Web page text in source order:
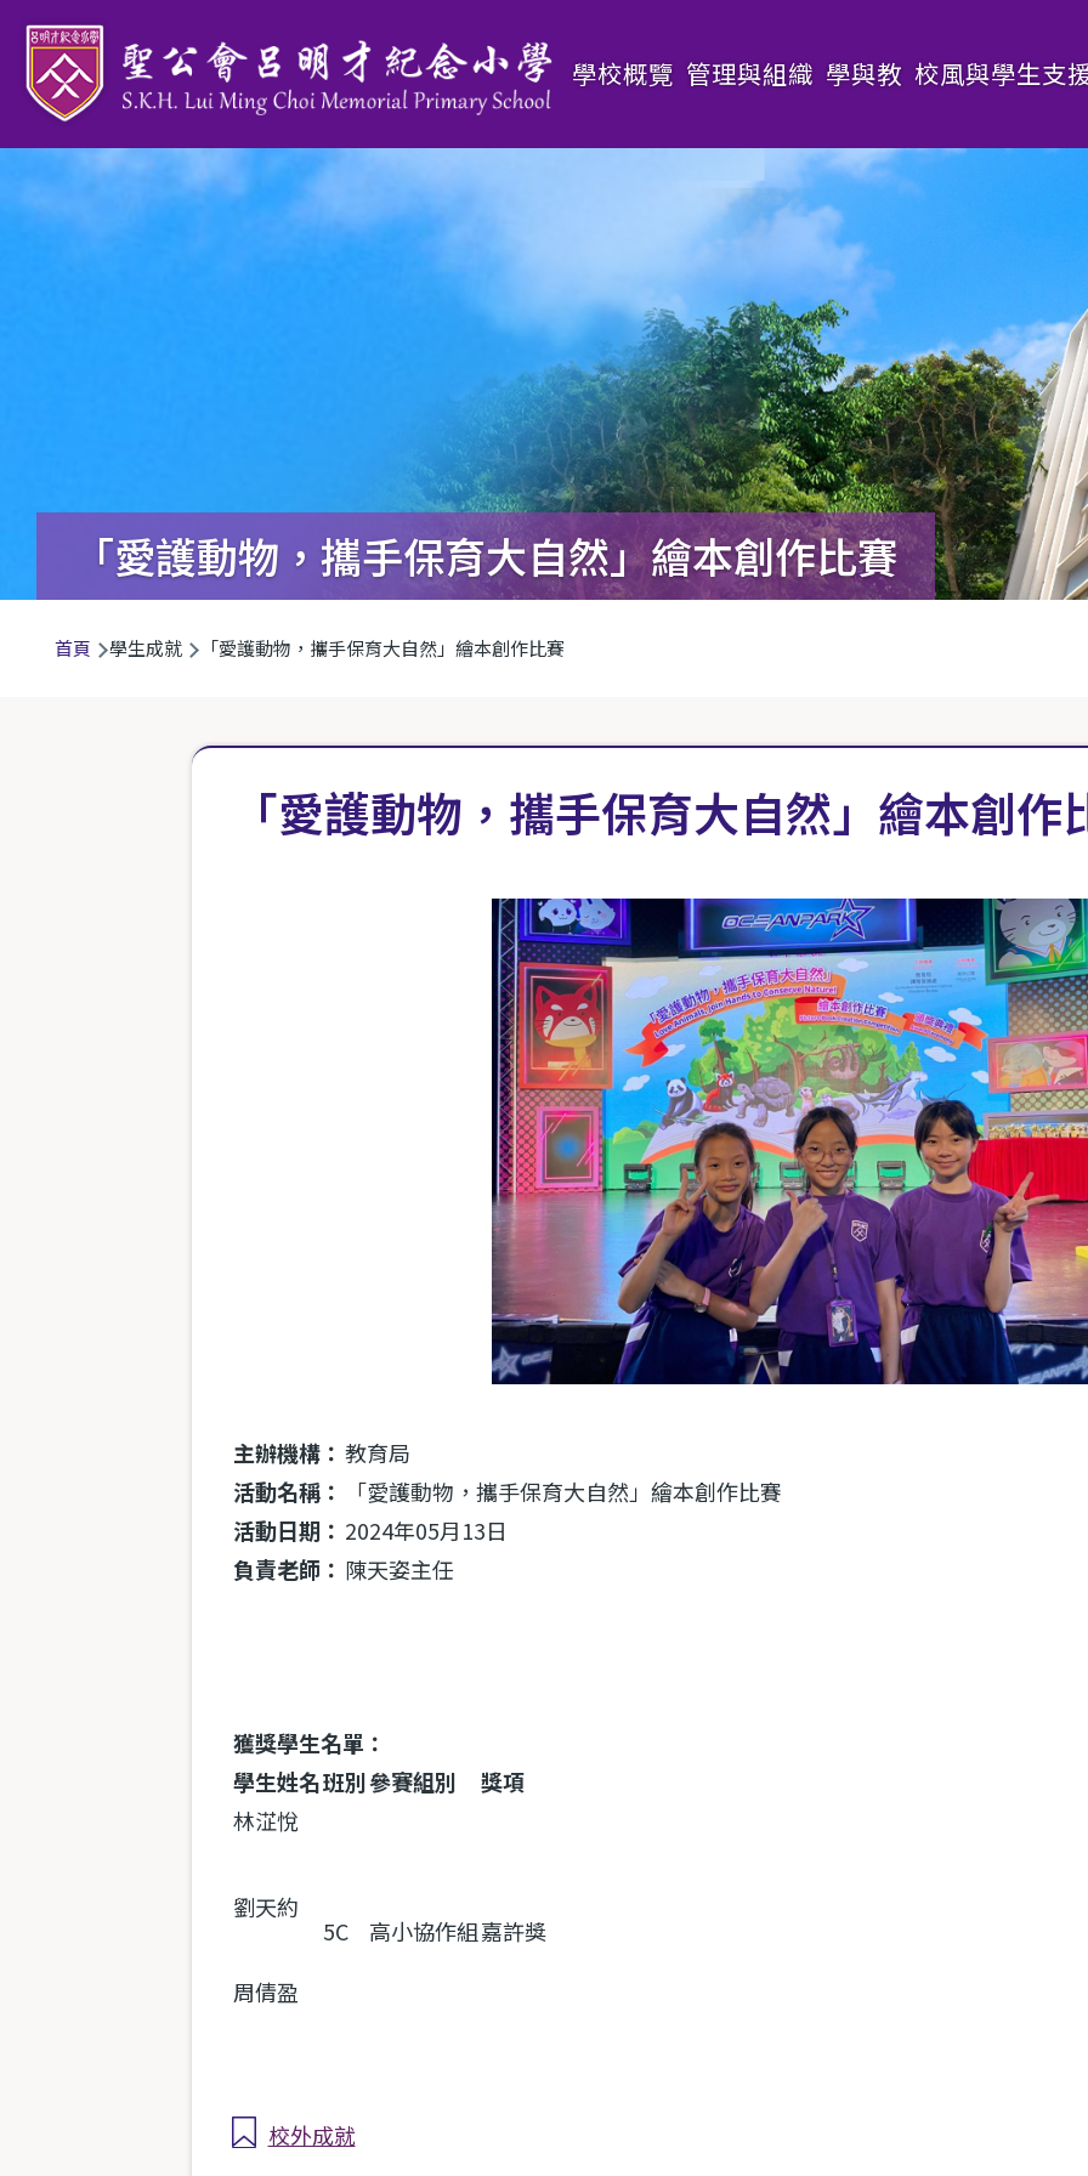
移至主內容 Main
navigation
學校概覽 管理與組織 學與教 校風與學生支
「愛護動物，攜手保育大自然」繪本創作比賽
航
首頁 學生成就 「愛護動物，攜手保育大自然」繪本創作比賽
「愛護動物，攜手保育大自然」繪本創作
主辦機構： 教育局
活動名稱：
「愛護動物，攜手保育大自然」繪本創作比賽
活動日期： 2024年05月13日
負責老師： 陳天姿主任
獲獎學生名單：
學生姓名班別參賽組別
獎項
林淽悅
劉天約
周倩盈
5C 高小協作組嘉許獎
校外成就